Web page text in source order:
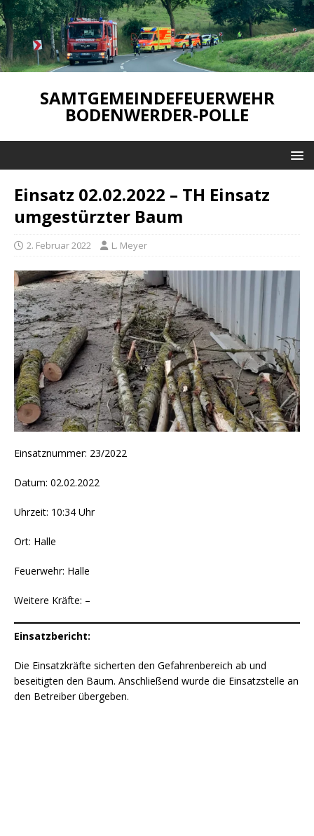
SAMTGEMEINDEFEUERWEHR
BODENWERDER-POLLE
Einsatz 02.02.2022 – TH Einsatz
umgestürzter Baum
2. Februar 2022 L. Meyer
Einsatznummer: 23/2022
Datum: 02.02.2022
Uhrzeit: 10:34 Uhr
Ort: Halle
Feuerwehr: Halle
Weitere Kräfte: –
Einsatzbericht:
Die Einsatzkräfte sicherten den Gefahrenbereich ab und
beseitigten den Baum. Anschließend wurde die Einsatzstelle an
den Betreiber übergeben.